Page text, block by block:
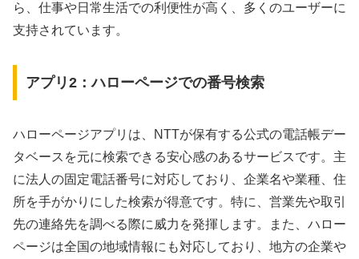
ら、仕事や日常生活での利便性が高く、多くのユーザーに
支持されています。
アプリ2：ハローページでの番号検索
ハローページアプリは、NTTが保有する公式の電話帳デー
タベースを元に検索できる安心感のあるサービスです。主
に法人の固定電話番号に対応しており、企業名や業種、住
所を手がかりにした検索が得意です。特に、営業先や取引
先の連絡先を調べる際に威力を発揮します。また、ハロー
ページは全国の地域情報にも対応しており、地方の企業や